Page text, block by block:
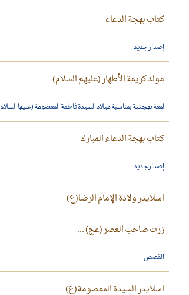
كتاب بهجة الدعاء
إصدار جديد
مولد كريمة الأطهار (عليهم السلام)
لمعة بهجتية بمناسبة ميلاد السيدة فاطمة المعصومة (عليها
كتاب بهجة الدعاء المبارك
إصدار جديد
اسلايدر ولادة الإمام الرضا(ع)
زرت صاحب العصر (عج) ...
القصص
اسلايدر السيدة المعصومة(ع)